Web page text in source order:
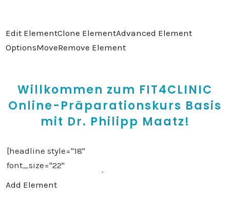
Edit ElementClone ElementAdvanced Element
OptionsMoveRemove Element
Willkommen zum FIT4CLINIC
Online-Präparationskurs Basis
mit Dr. Philipp Maatz!
Add Element